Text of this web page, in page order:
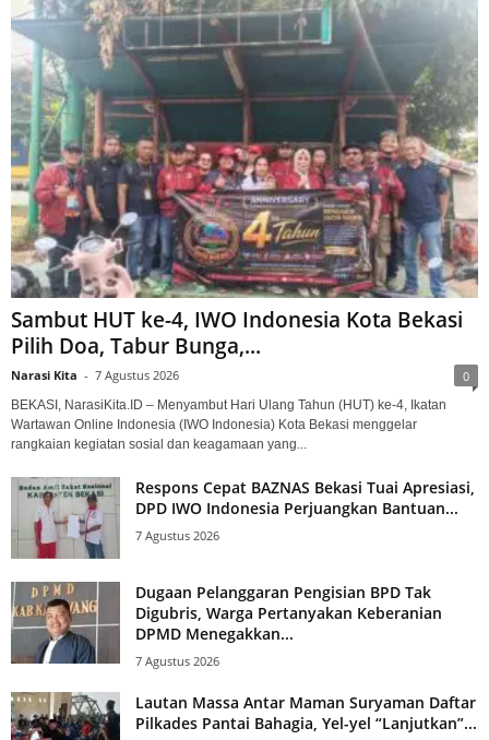
Sambut HUT ke-4, IWO Indonesia Kota Bekasi
Pilih Doa, Tabur Bunga,...
Narasi Kita - 7 Agustus 2026 0
BEKASI, NarasiKita.ID – Menyambut Hari Ulang Tahun (HUT) ke-4, Ikatan
Wartawan Online Indonesia (IWO Indonesia) Kota Bekasi menggelar
rangkaian kegiatan sosial dan keagamaan yang...
Respons Cepat BAZNAS Bekasi Tuai Apresiasi,
DPD IWO Indonesia Perjuangkan Bantuan...
7 Agustus 2026
Dugaan Pelanggaran Pengisian BPD Tak
Digubris, Warga Pertanyakan Keberanian
DPMD Menegakkan...
7 Agustus 2026
Lautan Massa Antar Maman Suryaman Daftar
Pilkades Pantai Bahagia, Yel-yel “Lanjutkan”...